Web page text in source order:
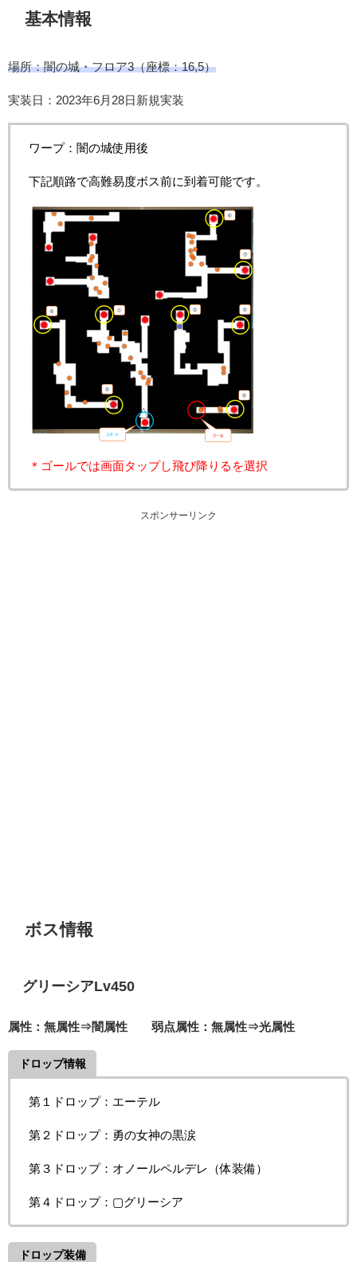
基本情報
場所：闇の城・フロア3（座標：16,5）
実装日：2023年6月28日新規実装
ワープ：闇の城使用後
下記順路で高難易度ボス前に到着可能です。
＊ゴールでは画面タップし飛び降りるを選択
スポンサーリンク
ボス情報
グリーシアLv450
属性：無属性⇒闇属性 弱点属性：無属性⇒光属性
ドロップ情報
第１ドロップ：エーテル
第２ドロップ：勇の女神の黒涙
第３ドロップ：オノールペルデレ（体装備）
第４ドロップ：▢グリーシア
ドロップ装備